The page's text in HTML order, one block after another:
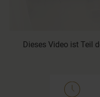
Dieses Video ist Teil